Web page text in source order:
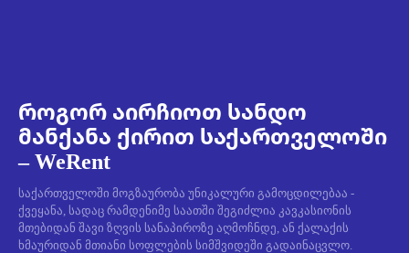
როგორ აირჩიოთ სანდო
მანქანა ქირით საქართველოში
– WeRent
საქართველოში მოგზაურობა უნიკალური გამოცდილებაა -
ქვეყანა, სადაც რამდენიმე საათში შეგიძლია კავკასიონის
მთებიდან შავი ზღვის სანაპიროზე აღმოჩნდე, ან ქალაქის
ხმაურიდან მთიანი სოფლების სიმშვიდეში გადაინაცვლო.